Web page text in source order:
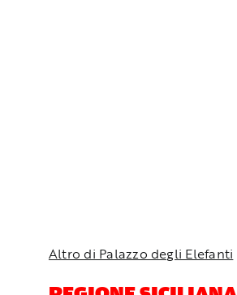
Altro di Palazzo degli Elefanti